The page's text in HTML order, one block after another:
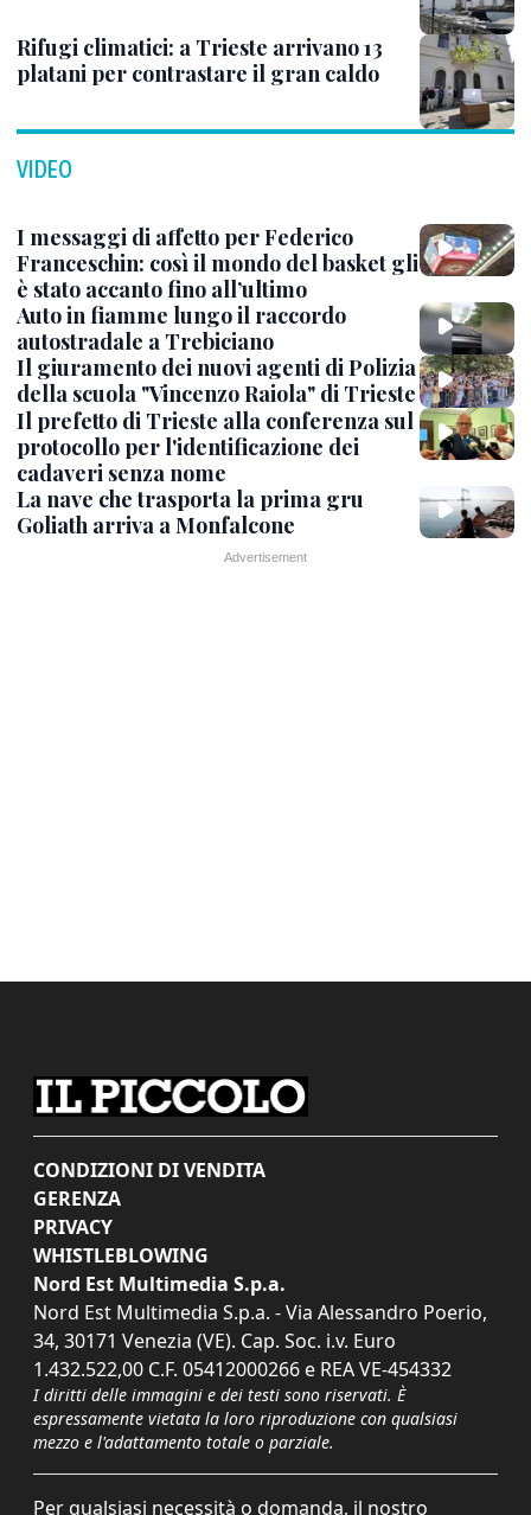
Rifugi climatici: a Trieste arrivano 13
platani per contrastare il gran caldo
VIDEO
I messaggi di affetto per Federico
Franceschin: così il mondo del basket gli
è stato accanto fino all’ultimo
Auto in fiamme lungo il raccordo
autostradale a Trebiciano
Il giuramento dei nuovi agenti di Polizia
della scuola "Vincenzo Raiola" di Trieste
Il prefetto di Trieste alla conferenza sul
protocollo per l'identificazione dei
cadaveri senza nome
La nave che trasporta la prima gru
Goliath arriva a Monfalcone
CONDIZIONI DI VENDITA
GERENZA
PRIVACY
WHISTLEBLOWING
Nord Est Multimedia S.p.a.
Nord Est Multimedia S.p.a. - Via Alessandro Poerio,
34, 30171 Venezia (VE). Cap. Soc. i.v. Euro
1.432.522,00 C.F. 05412000266 e REA VE-454332
I diritti delle immagini e dei testi sono riservati. È
espressamente vietata la loro riproduzione con qualsiasi
mezzo e l'adattamento totale o parziale.
Per qualsiasi necessità o domanda, il nostro